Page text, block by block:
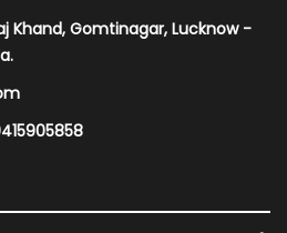
Khand, Gomtinagar, Lucknow -